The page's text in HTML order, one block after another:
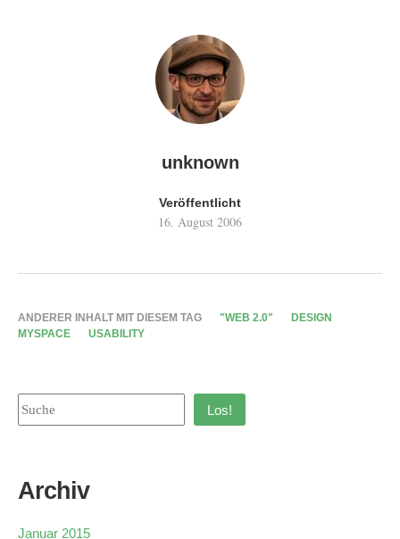
unknown
Veröffentlicht
16. August 2006
ANDERER INHALT MIT DIESEM TAG "WEB 2.0"
DESIGN
MYSPACE
USABILITY
Los!
Archiv
Januar 2015